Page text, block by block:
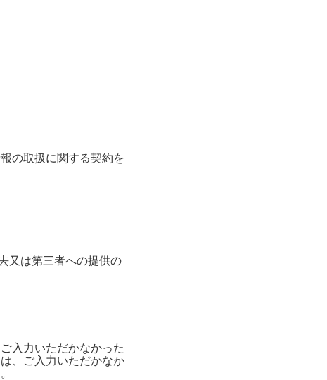
の取扱に関する契約を
又は第三者への提供の
入力いただかなかった
、ご入力いただかなか